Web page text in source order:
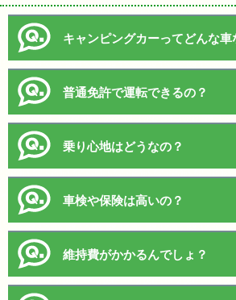
キャンピングカーってどんな車
普通免許で運転できるの？
乗り心地はどうなの？
車検や保険は高いの？
維持費がかかるんでしょ？